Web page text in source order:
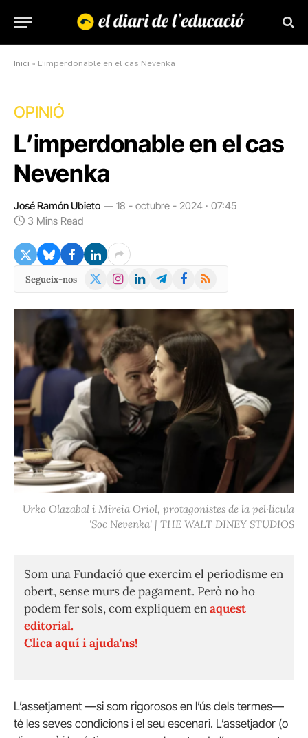
Inici » L’imperdonable en el cas Nevenka
OPINIÓ
L’imperdonable en el cas
Nevenka
José Ramón Ubieto
18 - octubre - 2024 · 07:45
3 Mins Read
Segueix-nos
X
Instagram
LinkedInTelegramFacebook
RSS
Urko Olazabal i Mireia Oriol, protagonistes de la pel·lícula
'Soc Nevenka' | THE WALT DINEY STUDIOS
Som una Fundació que exercim el periodisme en
obert, sense murs de pagament. Però no ho
podem fer sols, com expliquem enaquest
editorial.
Clica aquí i ajuda'ns!
L’assetjament —si som rigorosos en l’ús dels termes—
té les seves condicions i el seu escenari. L’assetjador (o